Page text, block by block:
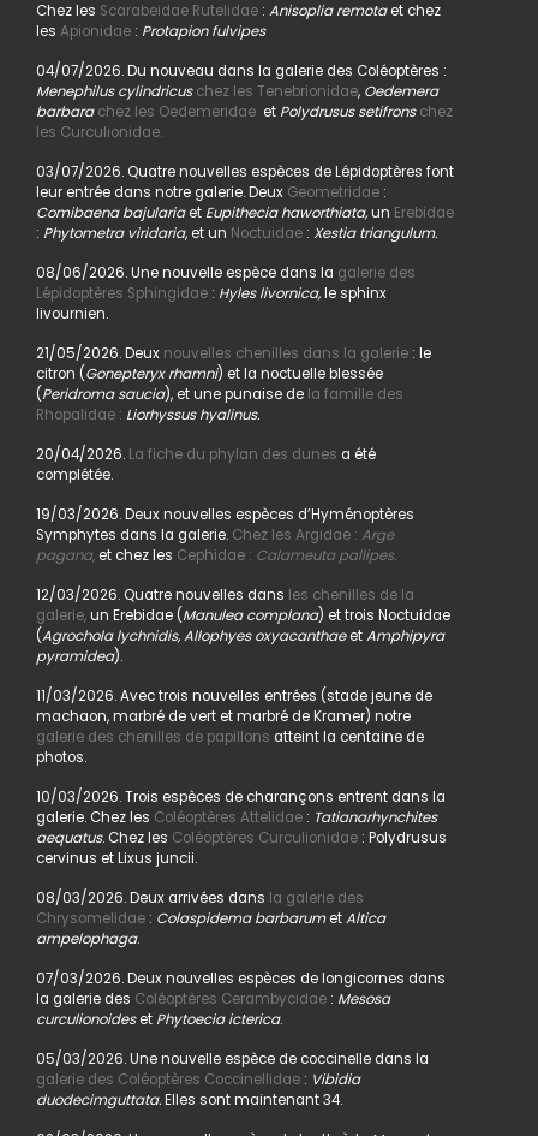
Chez les Scarabeidae Rutelidae: Anisoplia remotaet chez
les Apionidae: Protapion fulvipes
04/07/2026. Du nouveau dans la galerie des Coléoptères :
Menephilus cylindricus chez les Tenebrionidae,Oedemera
barbara chez les Oedemeridaeet Polydrusus setifrons chez
les Curculionidae.
03/07/2026. Quatre nouvelles espèces de Lépidoptères font
leur entrée dans notre galerie. Deux Geometridae:
Comibaena bajulariaet Eupithecia haworthiata,un Erebidae
: Phytometra viridaria, et un Noctuidae: Xestia triangulum.
08/06/2026. Une nouvelle espèce dans la galerie des
Lépidoptères Sphingidae: Hyles livornica,le sphinx
livournien.
21/05/2026. Deux nouvelles chenilles dans la galerie : le
citron (Gonepteryx rhamni) et la noctuelle blessée
(Peridroma saucia), et une punaise dela famille des
Rhopalidae : Liorhyssus hyalinus.
20/04/2026. La fiche du phylan des dunes a été
complétée.
19/03/2026. Deux nouvelles espèces d’Hyménoptères
Symphytes dans la galerie. Chez les Argidae : Arge
pagana,et chez les Cephidae : Calameuta pallipes.
12/03/2026. Quatre nouvelles dans les chenilles de la
galerie,un Erebidae (Manulea complana) et trois Noctuidae
(Agrochola lychnidis, Allophyes oxyacanthaeetAmphipyra
pyramidea).
11/03/2026. Avec trois nouvelles entrées (stade jeune de
machaon, marbré de vert et marbré de Kramer) notre
galerie des chenilles de papillons atteint la centaine de
photos.
10/03/2026. Trois espèces de charançons entrent dans la
galerie. Chez les Coléoptères Attelidae: Tatianarhynchites
aequatus. Chez les Coléoptères Curculionidae: Polydrusus
cervinus et Lixus juncii.
08/03/2026. Deux arrivées dans la galerie des
Chrysomelidae: Colaspidema barbarumetAltica
ampelophaga.
07/03/2026. Deux nouvelles espèces de longicornes dans
la galerie des Coléoptères Cerambycidae: Mesosa
curculionoideset Phytoecia icterica.
05/03/2026. Une nouvelle espèce de coccinelle dans la
galerie des Coléoptères Coccinellidae: Vibidia
duodecimguttata.Elles sont maintenant 34.